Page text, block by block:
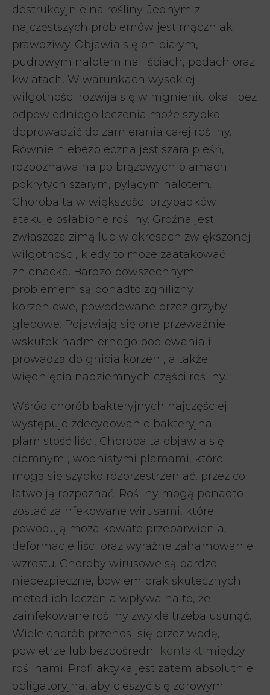
destrukcyjnie na rośliny. Jednym z
najczęstszych problemów jest mączniak
prawdziwy. Objawia się on białym,
pudrowym nalotem na liściach, pędach oraz
kwiatach. W warunkach wysokiej
wilgotności rozwija się w mgnieniu oka i bez
odpowiedniego leczenia może szybko
doprowadzić do zamierania całej rośliny.
Równie niebezpieczna jest szara pleśń,
rozpoznawalna po brązowych plamach
pokrytych szarym, pylącym nalotem.
Choroba ta w większości przypadków
atakuje osłabione rośliny. Groźna jest
zwłaszcza zimą lub w okresach zwiększonej
wilgotności, kiedy to może zaatakować
znienacka. Bardzo powszechnym
problemem są ponadto zgnilizny
korzeniowe, powodowane przez grzyby
glebowe. Pojawiają się one przeważnie
wskutek nadmiernego podlewania i
prowadzą do gnicia korzeni, a także
więdnięcia nadziemnych części rośliny.
Wśród chorób bakteryjnych najczęściej
występuje zdecydowanie bakteryjna
plamistość liści. Choroba ta objawia się
ciemnymi, wodnistymi plamami, które
mogą się szybko rozprzestrzeniać, przez co
łatwo ją rozpoznać. Rośliny mogą ponadto
zostać zainfekowane wirusami, które
powodują mozaikowate przebarwienia,
deformacje liści oraz wyraźne zahamowanie
wzrostu. Choroby wirusowe są bardzo
niebezpieczne, bowiem brak skutecznych
metod ich leczenia wpływa na to, że
zainfekowane rośliny zwykle trzeba usunąć.
Wiele chorób przenosi się przez wodę,
powietrze lub bezpośredni kontakt między
roślinami. Profilaktyka jest zatem absolutnie
obligatoryjna, aby cieszyć się zdrowymi